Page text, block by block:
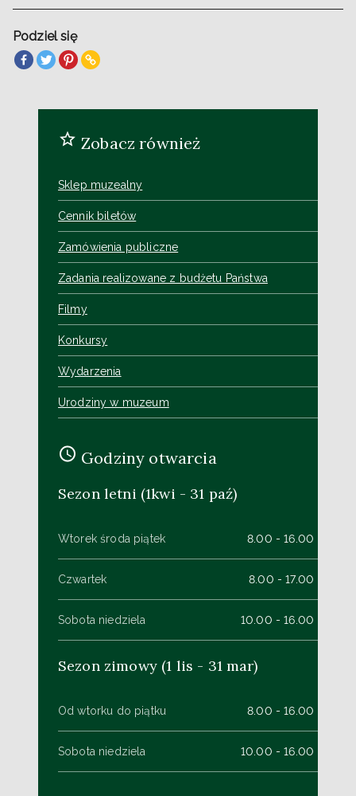
Podziel się
Zobacz również
Sklep muzealny
Cennik biletów
Zamówienia publiczne
Zadania realizowane z budżetu Państwa
Filmy
Konkursy
Wydarzenia
Urodziny w muzeum
Godziny otwarcia
Sezon letni (1kwi - 31 paź)
Wtorek środa piątek 8.00 - 16.00
Czwartek 8.00 - 17.00
Sobota niedziela 10.00 - 16.00
Sezon zimowy (1 lis - 31 mar)
Od wtorku do piątku 8.00 - 16.00
Sobota niedziela 10.00 - 16.00